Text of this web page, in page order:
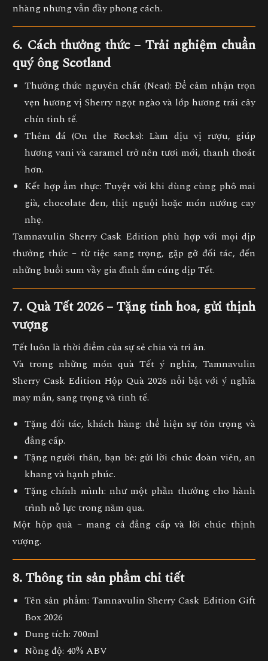
nhàng nhưng vẫn đầy phong cách.
6. Cách thưởng thức – Trải nghiệm chuẩn
quý ông Scotland
Thưởng thức nguyên chất (Neat): Để cảm nhận trọn
vẹn hương vị Sherry ngọt ngào và lớp hương trái cây
chín tinh tế.
Thêm đá (On the Rocks): Làm dịu vị rượu, giúp
hương vani và caramel trở nên tươi mới, thanh thoát
hơn.
Kết hợp ẩm thực: Tuyệt vời khi dùng cùng phô mai
già, chocolate đen, thịt nguội hoặc món nướng cay
nhẹ.
Tamnavulin Sherry Cask Edition phù hợp với mọi dịp
thưởng thức – từ tiệc sang trọng, gặp gỡ đối tác, đến
những buổi sum vầy gia đình ấm cúng dịp Tết.
7. Quà Tết 2026 – Tặng tinh hoa, gửi thịnh
vượng
Tết luôn là thời điểm củasự sẻ chia và tri ân.
Và trong những món quà Tết ý nghĩa, Tamnavulin
Sherry Cask Edition Hộp Quà 2026 nổi bật vớiý nghĩa
may mắn, sang trọng và tinh tế.
Tặng đối tác, khách hàng: thể hiện sự tôn trọng và
đẳng cấp.
Tặng người thân, bạn bè: gửi lời chúc đoàn viên, an
khang và hạnh phúc.
Tặng chính mình: như một phần thưởng cho hành
trình nỗ lực trong năm qua.
Một hộp quà – mang cảđẳng cấp và lời chúc thịnh
vượng.
8. Thông tin sản phẩm chi tiết
Tên sản phẩm: Tamnavulin Sherry Cask Edition Gift
Box 2026
Dung tích: 700ml
Nồng độ: 40% ABV